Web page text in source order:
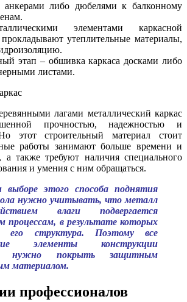
анкерами либо дюбелями к балконному
элементами каркасной
утеплительные материалы,
этап – обшивка каркаса досками либо
листами.
лагами металлический каркас
прочностью, надежностью и
этот строительный материал стоит
работы занимают больше времени и
а также требуют наличия специального
и умения с ним обращаться.
этого способа поднятия
нужно учитывать, что металл
влаги подвергается
процессам, в результате которых
его структура. Поэтому все
элементы конструкции
нужно покрыть защитным
материалом.
профессионалов